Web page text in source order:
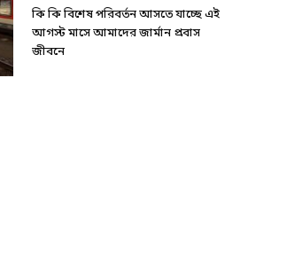
কি কি বিশেষ পরিবর্তন আসতে যাচ্ছে এই
আগস্ট মাসে আমাদের জার্মান প্রবাস
জীবনে